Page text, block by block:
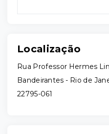
Localização
Rua Professor Hermes
Bandeirantes - Rio de
22795-061